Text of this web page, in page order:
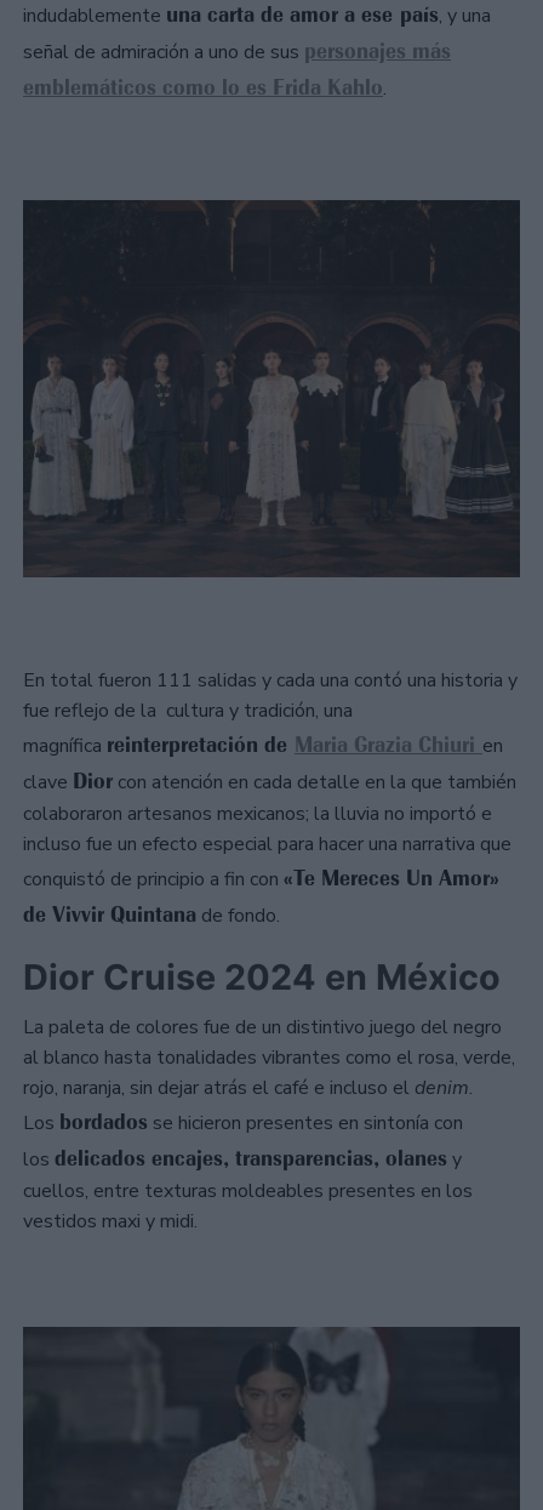
indudablemente una carta de amor a ese país, y una
señal de admiración a uno de sus personajes más
emblemáticos como lo es Frida Kahlo.
En total fueron 111 salidas y cada una contó una historia y
fue reflejo de la cultura y tradición, una
magnífica reinterpretación de Maria Grazia Chiuri en
clave Dior con atención en cada detalle en la que también
colaboraron artesanos mexicanos; la lluvia no importó e
incluso fue un efecto especial para hacer una narrativa que
conquistó de principio a fin con «Te Mereces Un Amor»
de Vivvir Quintana de fondo.
Dior Cruise 2024 en México
La paleta de colores fue de un distintivo juego del negro
al blanco hasta tonalidades vibrantes como el rosa, verde,
rojo, naranja, sin dejar atrás el café e incluso el denim.
Los bordados se hicieron presentes en sintonía con
los delicados encajes, transparencias, olanes y
cuellos, entre texturas moldeables presentes en los
vestidos maxi y midi.